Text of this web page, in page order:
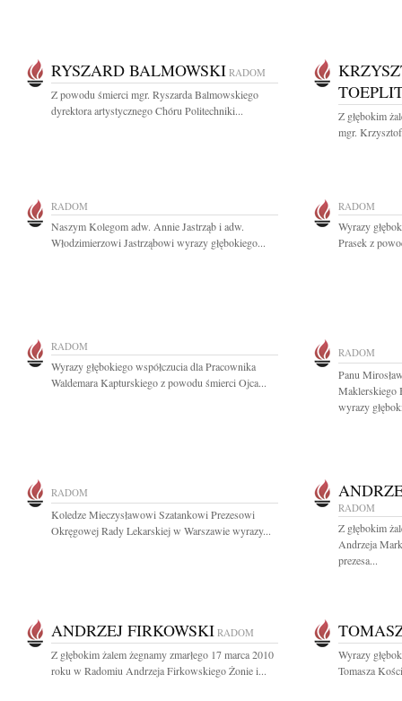
RYSZARD BALMOWSKI RADOM
Z powodu śmierci mgr. Ryszarda Balmowskiego
dyrektora artystycznego Chóru Politechniki...
Z głębokim
mgr.
RADOM
Naszym Kolegom adw. Annie Jastrząb i adw.
Włodzimierzowi Jastrząbowi wyrazy głębokiego...
RADOM
Wyrazy
Prasek z
RADOM
Wyrazy głębokiego współczucia dla Pracownika
Waldemara Kapturskiego z powodu śmierci Ojca...
RADOM
Panu
Maklerskiego
wyrazy
RADOM
Koledze Mieczysławowi Szatankowi Prezesowi
Okręgowej Rady Lekarskiej w Warszawie wyrazy...
RADOM
Z głębokim
Andrzeja
prezesa...
ANDRZEJ FIRKOWSKI RADOM
Z głębokim żalem żegnamy zmarłego 17 marca 2010
roku w Radomiu Andrzeja Firkowskiego Żonie i...
Wyrazy
Tomasza